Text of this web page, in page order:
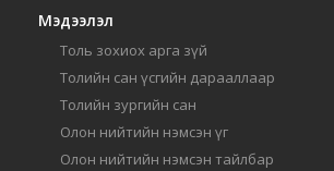
Мэдээлэл
Толь зохиох арга зүй
Толийн сан үсгийн дарааллаар
Толийн зургийн сан
Олон нийтийн нэмсэн үг
Олон нийтийн нэмсэн тайлбар